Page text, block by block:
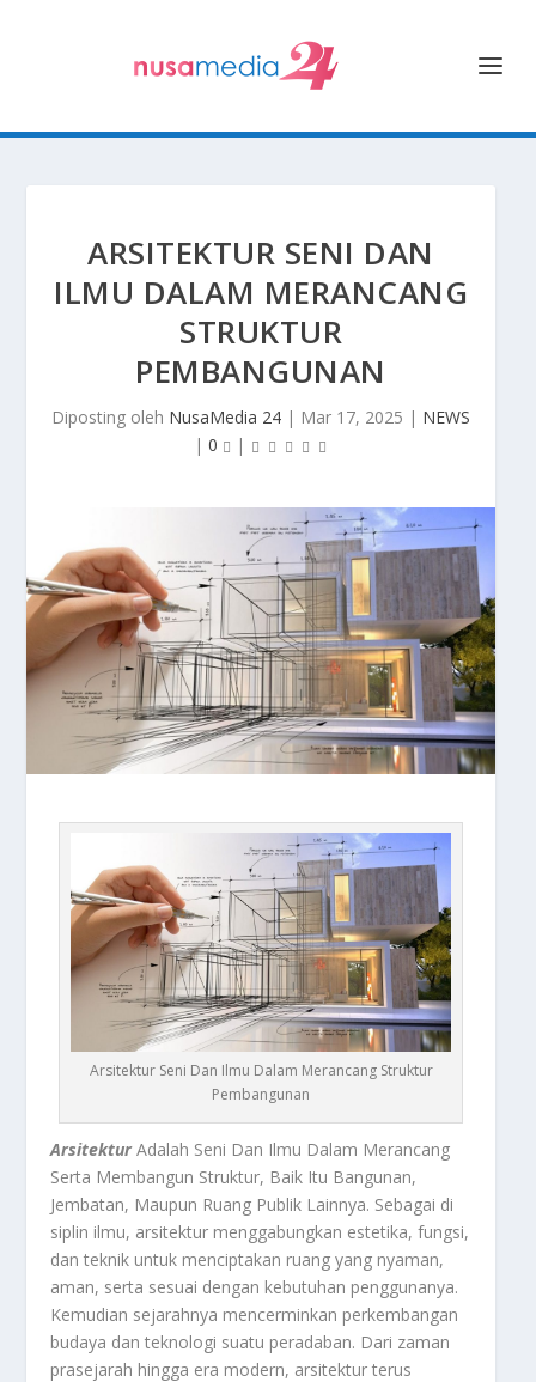
ARSITEKTUR SENI DAN
ILMU DALAM MERANCANG
STRUKTUR
PEMBANGUNAN
Diposting oleh NusaMedia 24 | Mar 17, 2025 | NEWS
| 0 |
Arsitektur Seni Dan Ilmu Dalam Merancang Struktur
Pembangunan
ArsitekturAdalah Seni Dan Ilmu Dalam Merancang
Serta Membangun Struktur, Baik Itu Bangunan,
Jembatan, Maupun Ruang Publik Lainnya. Sebagai di
siplin ilmu, arsitektur menggabungkan estetika, fungsi,
dan teknik untuk menciptakan ruang yang nyaman,
aman, serta sesuai dengan kebutuhan penggunanya.
Kemudian sejarahnya mencerminkan perkembangan
budaya dan teknologi suatu peradaban. Dari zaman
prasejarah hingga era modern, arsitektur terus